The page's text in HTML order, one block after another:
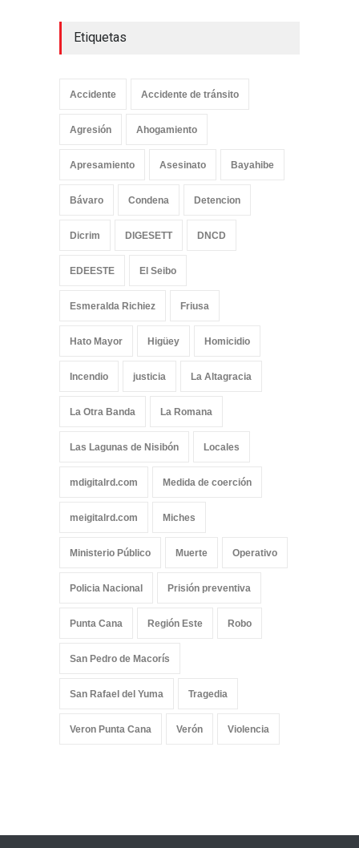
Etiquetas
Accidente Accidente de tránsito
Agresión Ahogamiento
Apresamiento Asesinato Bayahibe
Bávaro Condena Detencion
Dicrim DIGESETT DNCD
EDEESTE El Seibo
Esmeralda Richiez Friusa
Hato Mayor Higüey Homicidio
Incendio justicia La Altagracia
La Otra Banda La Romana
Las Lagunas de Nisibón Locales
mdigitalrd.com Medida de coerción
meigitalrd.com Miches
Ministerio Público Muerte Operativo
Policia Nacional Prisión preventiva
Punta Cana Región Este Robo
San Pedro de Macorís
San Rafael del Yuma Tragedia
Veron Punta Cana Verón Violencia